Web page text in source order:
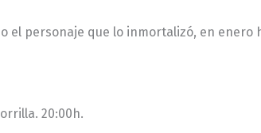
el personaje que lo inmortalizó, en enero
20:00h.